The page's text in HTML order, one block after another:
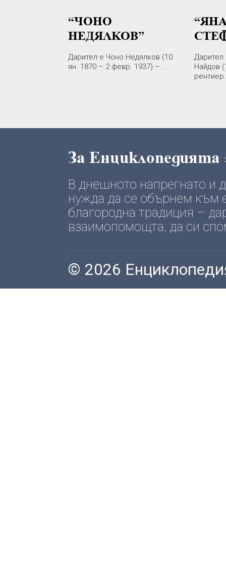
“ЧОНО
НЕДЯЛКОВ”
Дарител е Чоно Недялков (10
ян. 1870 – 2 февр. 1937) –...
Дарител
Найдов
За Енциклопедията
В днешното напрегнато
нужда да се обърнем към
благородна традиция –
взаимопомощта, да си
© 2026